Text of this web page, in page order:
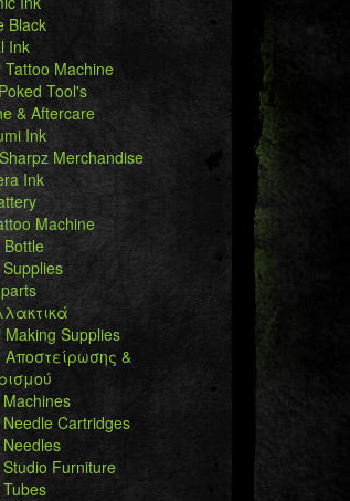
Black
Ink
Tattoo Machine
Tool's
& Aftercare
Ink
Merchandise
Ink
Machine
Bottle
Making Supplies
Αποστείρωσης &
Cartridges
Furniture